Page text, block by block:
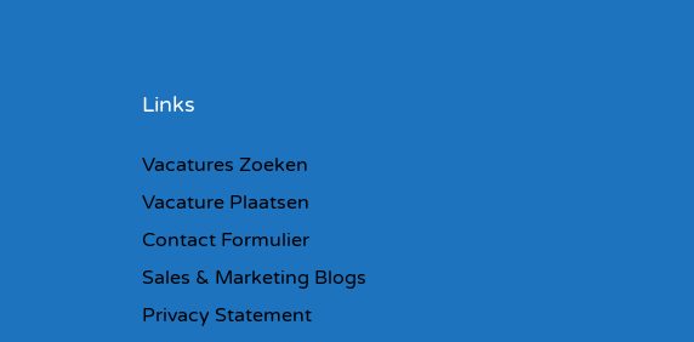
Links
Vacatures Zoeken
Vacature Plaatsen
Contact Formulier
Sales & Marketing Blogs
Privacy Statement